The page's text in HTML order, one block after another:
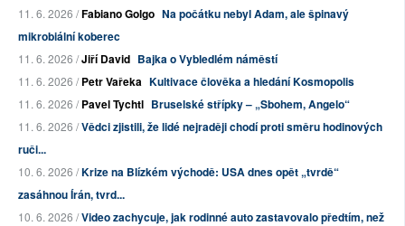
11. 6. 2026 /Fabiano Golgo Na počátku nebyl Adam, ale špinavý
mikrobiální koberec
11. 6. 2026 /Jiří David Bajka o Vybledlém náměstí
11. 6. 2026 /Petr Vařeka Kultivace člověka a hledání Kosmopolis
11. 6. 2026 /Pavel Tychtl Bruselské střípky – „Sbohem, Angelo“
11. 6. 2026 /Vědci zjistili, že lidé nejraději chodí proti směru hodinových
ruči...
10. 6. 2026 /Krize na Blízkém východě: USA dnes opět „tvrdě“
zasáhnou Írán, tvrd...
10. 6. 2026 /Video zachycuje, jak rodinné auto zastavovalo předtím, než